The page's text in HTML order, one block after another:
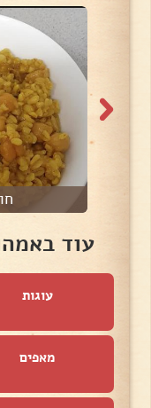
עוד
עוגות
מאפים